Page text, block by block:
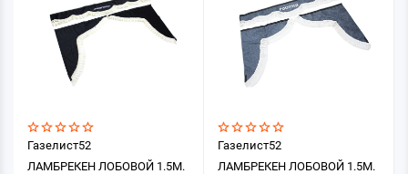
Газелист52
ЛАМБРЕКЕН ЛОБОВОЙ 1.5М.
Газелист52
ЛАМБРЕКЕН ЛОБОВОЙ 1.5М.